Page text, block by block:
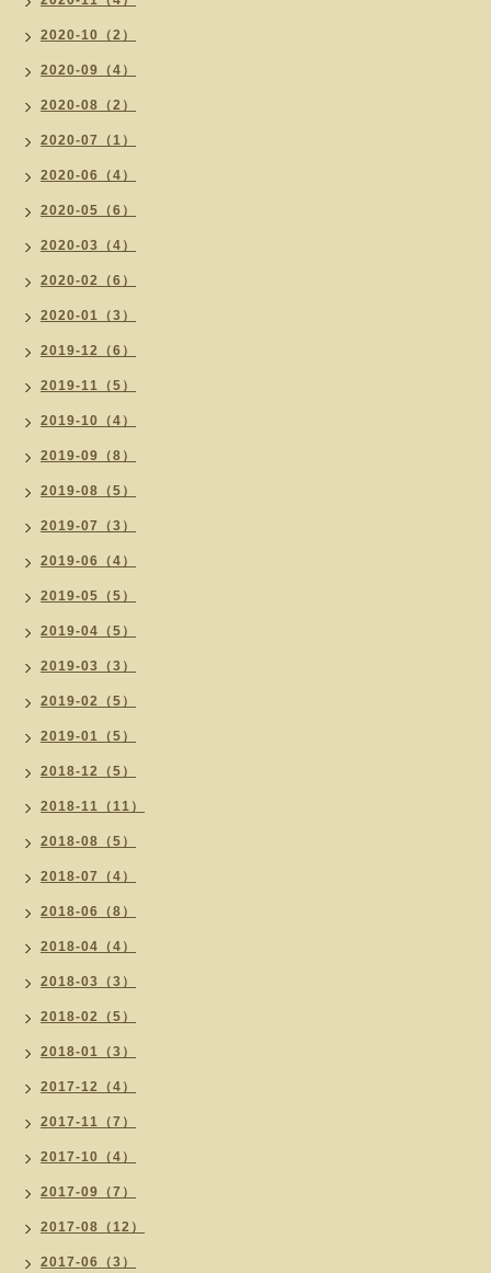
2020-10（2）
2020-09（4）
2020-08（2）
2020-07（1）
2020-06（4）
2020-05（6）
2020-03（4）
2020-02（6）
2020-01（3）
2019-12（6）
2019-11（5）
2019-10（4）
2019-09（8）
2019-08（5）
2019-07（3）
2019-06（4）
2019-05（5）
2019-04（5）
2019-03（3）
2019-02（5）
2019-01（5）
2018-12（5）
2018-11（11）
2018-08（5）
2018-07（4）
2018-06（8）
2018-04（4）
2018-03（3）
2018-02（5）
2018-01（3）
2017-12（4）
2017-11（7）
2017-10（4）
2017-09（7）
2017-08（12）
2017-06（3）